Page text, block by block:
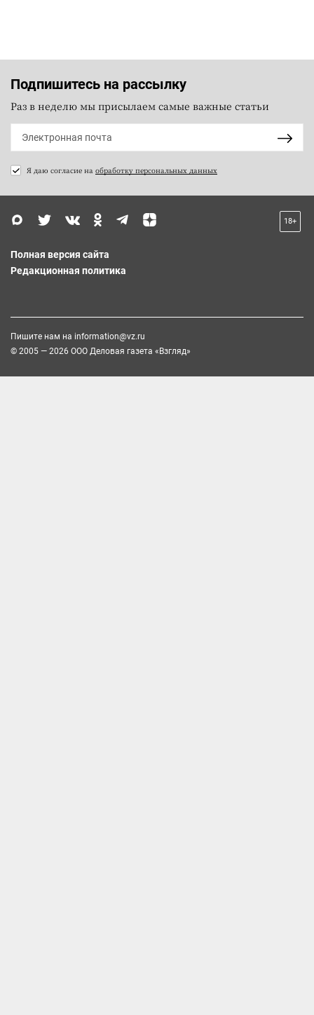
Подпишитесь на рассылку
Раз в неделю мы присылаем самые важные статьи
Я даю согласие на обработку персональных данных
18+
Полная версия сайта
Редакционная политика
Пишите нам на information@vz.ru
© 2005 — 2026 ООО Деловая газета «Взгляд»